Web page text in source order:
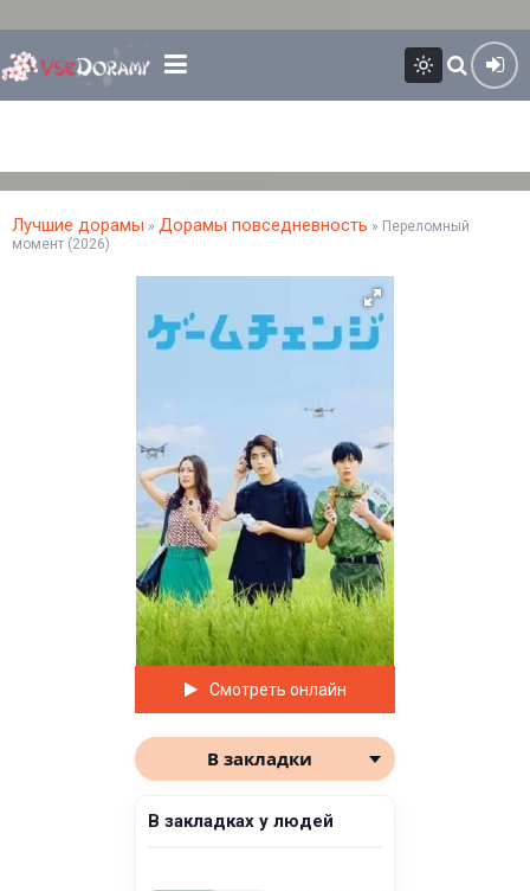
Лучшие дорамы » Дорамы повседневность » Переломный
момент (2026)
Смотреть онлайн
В закладки
В закладках у людей